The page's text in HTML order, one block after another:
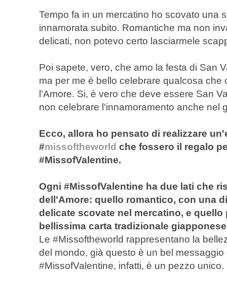
Tempo fa in un mercatino ho scovato una
innamorata subito. Romantiche ma non
delicati, non potevo certo lasciarmele
Poi sapete, vero, che amo la festa di San
ma per me è bello celebrare qualcosa che
l'Amore. Si, è vero che deve essere San
non celebrare l'innamoramento anche nel
Ecco, allora ho pensato di realizzare
#missoftheworld che fossero il regalo
#MissofValentine.
Ogni #MissofValentine ha due lati che
dell'Amore: quello romantico, con una
delicate scovate nel mercatino, e
bellissima carta tradizionale
Le #Missoftheworld rappresentano la
del mondo, già questo è un bel
#MissofValentine, infatti, è un pezzo unico.